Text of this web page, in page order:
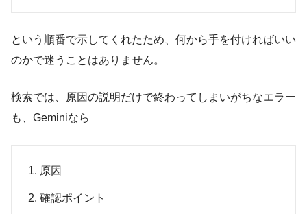
という順番で示してくれたため、何から手を付ければいい
のかで迷うことはありません。
検索では、原因の説明だけで終わってしまいがちなエラー
も、Geminiなら
原因
確認ポイント